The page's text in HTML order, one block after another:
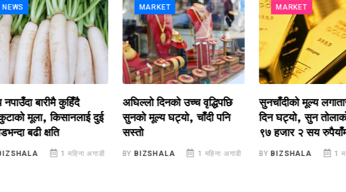
बारीमै कुहिँदै
मूला, किसानलाई दुई
बढी क्षति
1 महिना अगाडी
MARKET
अघिल्लो दिनको उच्च वृद्धिपछि
सुनको मूल्य घट्यो, चाँदी पनि
सस्तो
BYBIZSHALA 1 महिना अगाडी
MARKET
सुनचाँदीको मूल्य लगातार
दिन घट्यो, सुन तोलाको
९७ हजार २ सय रुपैयाँमा
BYBIZSHALA 1